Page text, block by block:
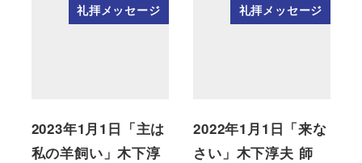
礼拝メッセージ
2023年1月1日「主は
私の羊飼い」木下淳
礼拝メッセージ
2022年1月1日「来な
さい」木下淳夫 師